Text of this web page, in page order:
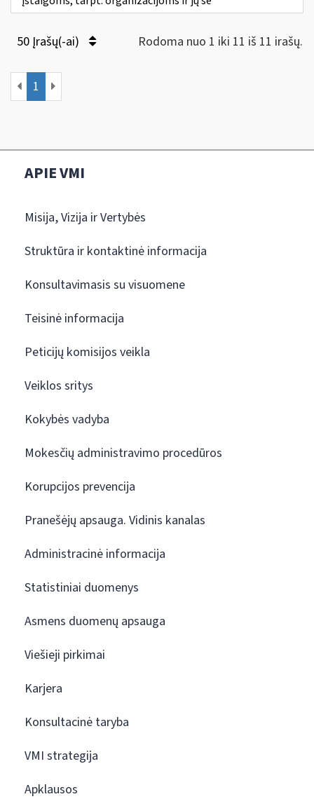
50 Įrašų(-ai) Rodoma nuo 1 iki 11 iš 11 irašų.
1
APIE VMI
Misija, Vizija ir Vertybės
Struktūra ir kontaktinė informacija
Konsultavimasis su visuomene
Teisinė informacija
Peticijų komisijos veikla
Veiklos sritys
Kokybės vadyba
Mokesčių administravimo procedūros
Korupcijos prevencija
Pranešėjų apsauga. Vidinis kanalas
Administracinė informacija
Statistiniai duomenys
Asmens duomenų apsauga
Viešieji pirkimai
Karjera
Konsultacinė taryba
VMI strategija
Apklausos